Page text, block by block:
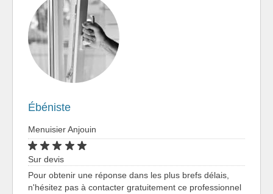
Ébéniste
Menuisier Anjouin
Sur devis
Pour obtenir une réponse dans les plus brefs délais,
n'hésitez pas à contacter gratuitement ce professionnel